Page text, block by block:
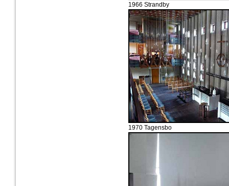
1966 Strandby
1970 Tagensbo